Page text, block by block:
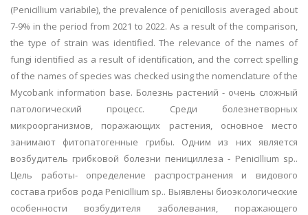
(Penicillium variabile), the prevalence of penicillosis averaged about
7-9% in the period from 2021 to 2022. As a result of the comparison,
the type of strain was identified. The relevance of the names of
fungi identified as a result of identification, and the correct spelling
of the names of species was checked using the nomenclature of the
Mycobank information base. Болезнь растений - очень сложный
патологический процесс. Среди болезнетворных
микроорганизмов, поражающих растения, основное место
занимают фитопатогенные грибы. Одним из них является
возбудитель грибковой болезни пенициллеза - Penicillium sp..
Цель работы- определение распространения и видового
состава грибов рода Penicillium sp.. Выявлены биоэкологические
особенности возбудителя заболевания, поражающего